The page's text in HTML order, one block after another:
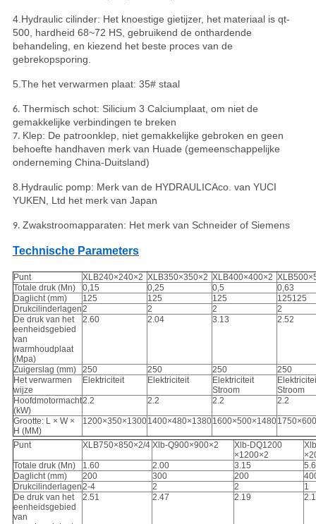
4.Hydraulic cilinder: Het knoestige gietijzer, het materiaal is qt-
500, hardheid 68~72 HS, gebruikend de onthardende
behandeling, en kiezend het beste proces van de
gebrekopsporing.
5.The het verwarmen plaat: 35# staal
6. Thermisch schot: Silicium 3 Calciumplaat, om niet de
gemakkelijke verbindingen te breken
7. Klep: De patroonklep, niet gemakkelijke gebroken en geen
behoefte handhaven merk van Huade (gemeenschappelijke
onderneming China-Duitsland)
8.Hydraulic pomp: Merk van de HYDRAULICAco. van YUCI
YUKEN, Ltd het merk van Japan
9. Zwakstroomapparaten: Het merk van Schneider of Siemens
Technische Parameters
Punt XLB240×240×2 XLB350×350×2 XLB400×400×2
Totale druk (Mn)
0,15 0,25 0,5
0,63
Daglicht (mm)
125 125 125
125125
Drukcilinderlagen2 2 2
2
De druk van het
eenheidsgebied
van
warmhoudplaat
(Mpa)
2.60 2.04 3.13 2.52
Zuigerslag (mm) 250 250 250
250
Het verwarmen
wijze
Elektriciteit Elektriciteit
Elektriciteit
Stroom
Stroom
Hoofdmotormacht
(kW)
2.2 2.2 2.2 2.2
Grootte: L × W ×
H (MM)
1200×350×13001400×480×13801600×500×1480
Punt XLB750×850×2/4 Xlb-Q900×900×2
Xlb-DQ1200
×1200×2
Totale druk (Mn)
1.60 2.00 3.15
Daglicht (mm)
200 300 200
Drukcilinderlagen2-4 2 2
1
De druk van het
eenheidsgebied
van
2.51 2.47 2.19